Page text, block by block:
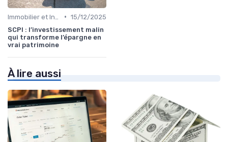
• 15/12/2025
SCPI : l’investissement malin
qui transforme l’épargne en
vrai patrimoine
À lire aussi